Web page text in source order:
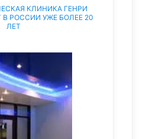
КЛИНИКА ГЕНРИ
В РОССИИ УЖЕ БОЛЕЕ 20
ЛЕТ